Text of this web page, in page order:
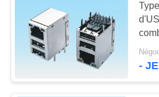
DEMANDEZ
UNE
CITATION
NEWS
Connecteur
gaufrette
-